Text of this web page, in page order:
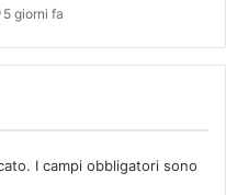
5 giorni fa
I campi obbligatori sono